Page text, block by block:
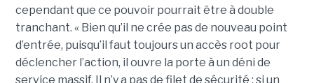
cependant que ce pouvoir pourrait être à double
tranchant. « Bien qu’il ne crée pas de nouveau point
d’entrée, puisqu’il faut toujours un accès root pour
déclencher l’action, il ouvre la porte à un déni de
service massif. Il n’y a pas de filet de sécurité : si un